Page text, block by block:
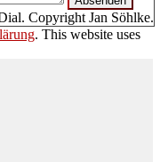
. This website uses